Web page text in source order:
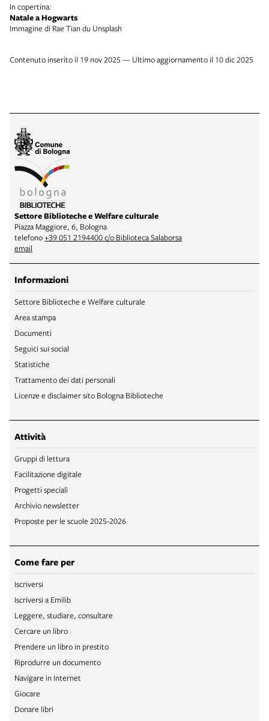
In copertina:
Natale a Hogwarts
Immagine di Rae Tian du Unsplash
Contenuto inserito il 19 nov 2025 — Ultimo aggiornamento il 10 dic 2025
Settore Biblioteche e Welfare culturale
Piazza Maggiore, 6, Bologna
telefono+39 051 2194400 c/o Biblioteca Salaborsa
email
Informazioni
Settore Biblioteche e Welfare culturale
Area stampa
Documenti
Seguici sui social
Statistiche
Trattamento dei dati personali
Licenze e disclaimer sito Bologna Biblioteche
Attività
Gruppi di lettura
Facilitazione digitale
Progetti speciali
Archivio newsletter
Proposte per le scuole 2025-2026
Come fare per
Iscriversi
Iscriversi a Emilib
Leggere, studiare, consultare
Cercare un libro
Prendere un libro in prestito
Riprodurre un documento
Navigare in Internet
Giocare
Donare libri